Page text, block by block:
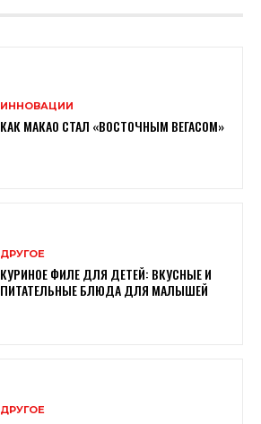
ИННОВАЦИИ
КАК МАКАО СТАЛ «ВОСТОЧНЫМ ВЕГАСОМ»
ДРУГОЕ
КУРИНОЕ ФИЛЕ ДЛЯ ДЕТЕЙ: ВКУСНЫЕ И
ПИТАТЕЛЬНЫЕ БЛЮДА ДЛЯ МАЛЫШЕЙ
ДРУГОЕ